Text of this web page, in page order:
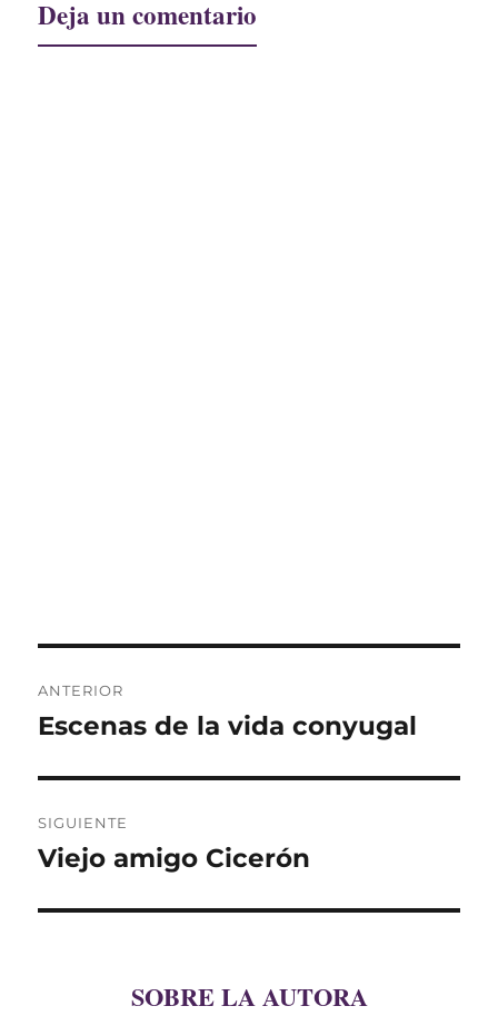
Deja un comentario
de
ANTERIOR
Entrada
Escenas de la vida conyugal
SIGUIENTE
Entrada
Viejo amigo Cicerón
SOBRE LA AUTORA